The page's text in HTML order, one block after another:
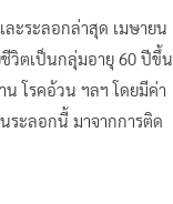
ละระลอกล่าสุด เมษายน
วิตเป็นกลุ่มอายุ 60 ปีขึ้น
โรคอ้วน ฯลฯ โดยมีค่า
ระลอกนี้ มาจากการติด